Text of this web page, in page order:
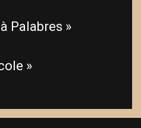
Palabres »
»